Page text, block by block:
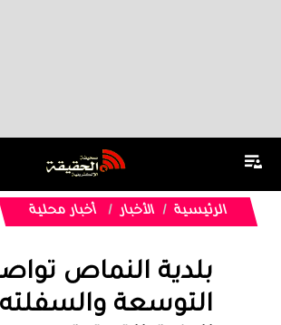
الرئيسية الأخبار أخبار محلية
بلدية النماص
التوسعة والسفلته